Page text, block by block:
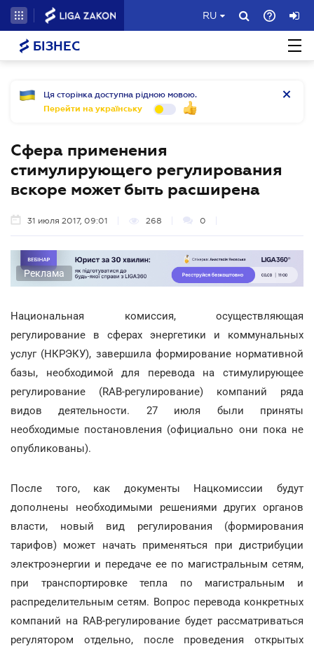
RU
БІЗНЕС
Ця сторінка доступна рідною мовою.
Перейти на українську
Сфера применения
стимулирующего регулирования
вскоре может быть расширена
31 июля 2017, 09:01 268 0
Реклама
Национальная комиссия, осуществляющая
регулирование в сферах энергетики и коммунальных
услуг (НКРЭКУ), завершила формирование нормативной
базы, необходимой для перевода на стимулирующее
регулирование (RAB-регулирование) компаний ряда
видов деятельности. 27 июля были приняты
необходимые постановления (официально они пока не
опубликованы).
После того, как документы Нацкомиссии будут
дополнены необходимыми решениями других органов
власти, новый вид регулирования (формирования
тарифов) может начать применяться при дистрибуции
электроэнергии и передаче ее по магистральным сетям,
при транспортировке тепла по магистральным и
распределительным сетям. Вопрос перевода конкретных
компаний на RAB-регулирование будет рассматриваться
регулятором отдельно, после проведения открытых